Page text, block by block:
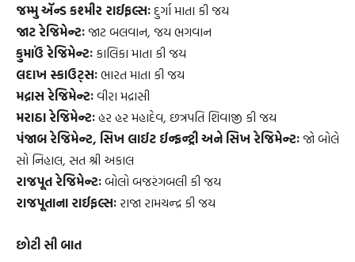
જમ્મુ ઍન્ડ કશ્મીર રાઈફલ્સઃદુર્ગા માતા કી જય
જાટ રેજિમેન્ટઃજાટ બલવાન, જય ભગવાન
કુમાઉં રેજિમેન્ટઃ કાલિકા માતા કી જય
લદાખ સ્કાઉટ્‌સઃભારત માતા કી જય
મદ્રાસ રેજિમેન્ટઃવીરા મદ્રાસી
મરાઠા રેજિમેન્ટઃહર હર મહાદેવ, છત્રપતિ શિવાજી કી જય
પંજાબ રેજિમેન્ટ, સિખ લાઈટ ઈન્ફ્રન્ટ્રી અને સિખ રેજિમેન્ટઃજો બોલે
સો નિહાલ, સત શ્રી અકાલ
રાજપૂત રેજિમેન્ટઃબોલો બજરંગબલી કી જય
રાજપૂતાના રાઈફલ્સઃરાજા રામચન્દ્ર કી જય
છોટી સી બાત